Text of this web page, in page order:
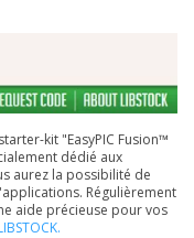
kit "EasyPIC Fusion™
dédié aux
aurez la possibilité de
Régulièrement
aide précieuse pour vos
.